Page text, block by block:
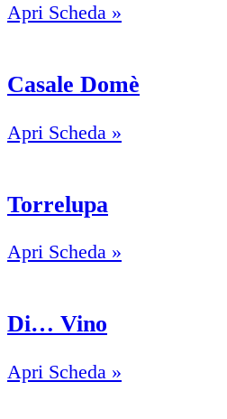
Apri Scheda »
Casale Domè
Apri Scheda »
Torrelupa
Apri Scheda »
Di… Vino
Apri Scheda »